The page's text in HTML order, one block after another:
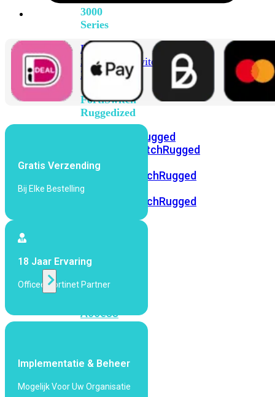
3000
Series
FortiSwitch
3032EFortiSwitch
3032G
FortiSwitch
Ruggedized
FortiSwitchRugged
FortiSwitchRugged
112F-
FortiSwitchRugged
216F-
FortiSwitchRugged
WiFi
Access
Wi-
Generatie
Gratis Verzending
Bij Elke Bestelling
18 Jaar Ervaring
Officeel Fortinet Partner
Implementatie & Beheer
Mogelijk Voor Uw Organisatie